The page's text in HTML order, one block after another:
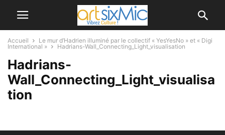
Accueil
Le mur d’Hadrien illuminé par le collectif « YesYesNo » et « Digi
International »
Hadrians-Wall_Connecting_Light_visualisation
Hadrians-
Wall_Connecting_Light_visualisa
tion